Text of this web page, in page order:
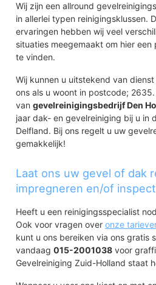
Wij zijn een allround
in allerlei typen reinigingsklussen.
ervaringen hebben wij veel
situaties meegemaakt om hier
te vinden.
Wij kunnen u uitstekend van
ons als u woont in postcode;
vangevelreinigingsbedrijf Den
jaar dak- en gevelreiniging bij u in
Delfland. Bij ons regelt u uw
gemakkelijk!
Laat ons uw gevel of dak
impregneren en/of
Heeft u een reinigingsspecialist
Ook voor vragen overonze
kunt u ons bereiken via ons gratis
vandaag015-2001038 voor
Gevelreiniging Zuid-Holland staat